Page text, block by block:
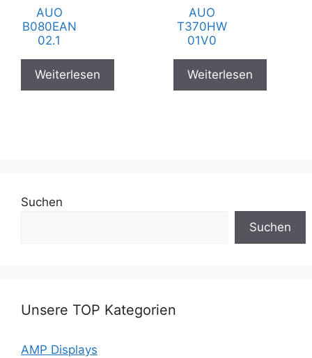
AUO
B080EAN
02.1
Weiterlesen
AUO
T370HW
01V0
Weiterlesen
Suchen
Suchen
Unsere TOP Kategorien
AMP Displays